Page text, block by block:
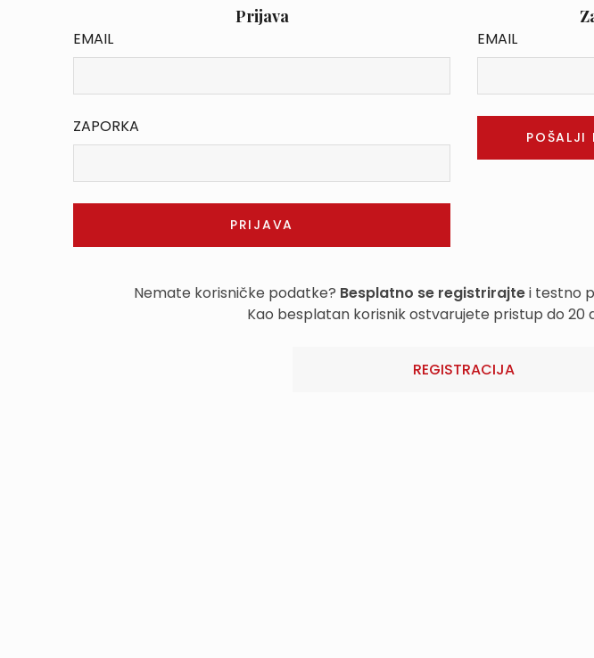
Prijava
EMAIL
ZAPORKA
EMAIL
Nemate korisničke podatke? Besplatno se registrirajtei testno
Kao besplatan korisnik ostvarujete pristup do 20
REGISTRACIJA